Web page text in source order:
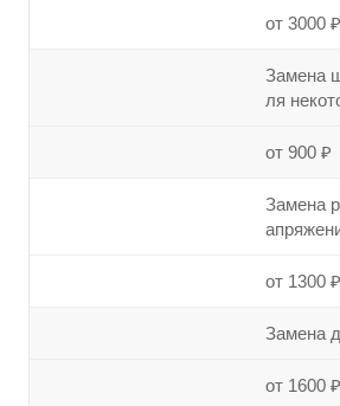
от 3000 ₽
Замена
ля
от 900 ₽
Замена
от 1300 ₽
Замена
от 1600 ₽